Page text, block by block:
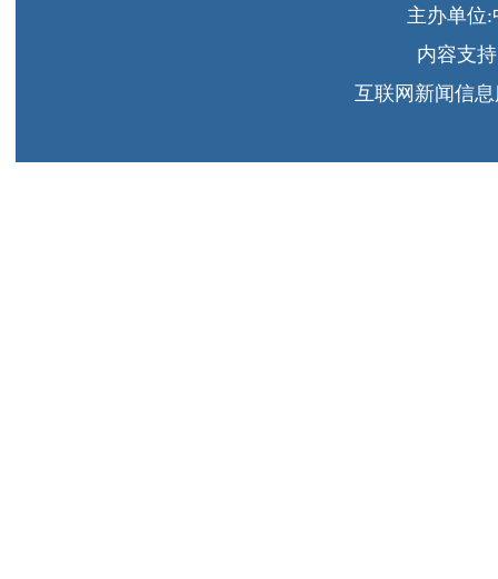
主办单位
内容支
互联网新闻信息